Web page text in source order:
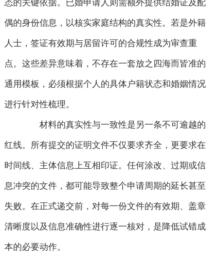
态的关键依据。已婚申请人则需额外提供结婚证及配
偶的身份信息，以核实家庭结构的真实性。若是外籍
人士，签证有效期与居留许可的合规性成为审查重
点。这些差异意味着，不存在一套放之四海而皆准的
通用模板，必须根据个人的具体户籍状态和婚姻情况
进行针对性梳理。
材料的真实性与一致性是另一条不可逾越的
红线。所有提交的证明文件不仅要求齐全，更要求在
时间线、主体信息上互相印证。任何涂改、过期或信
息冲突的文件，都可能导致整个申请周期的延长甚至
失败。在正式递交前，对每一份文件的有效期、盖章
清晰度以及信息准确性进行逐一核对，是降低试错成
本的必要动作。